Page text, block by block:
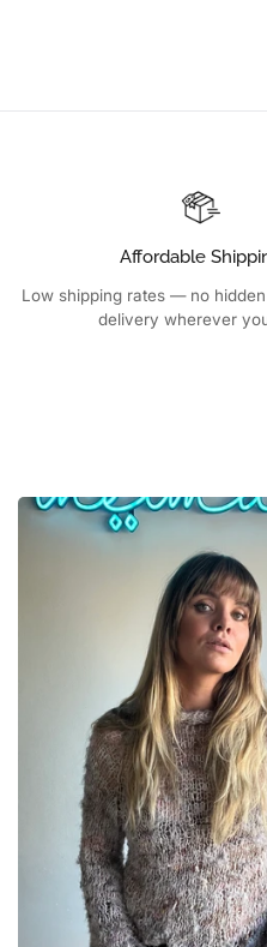
Affordable
Low shipping rates — no
delivery wherever